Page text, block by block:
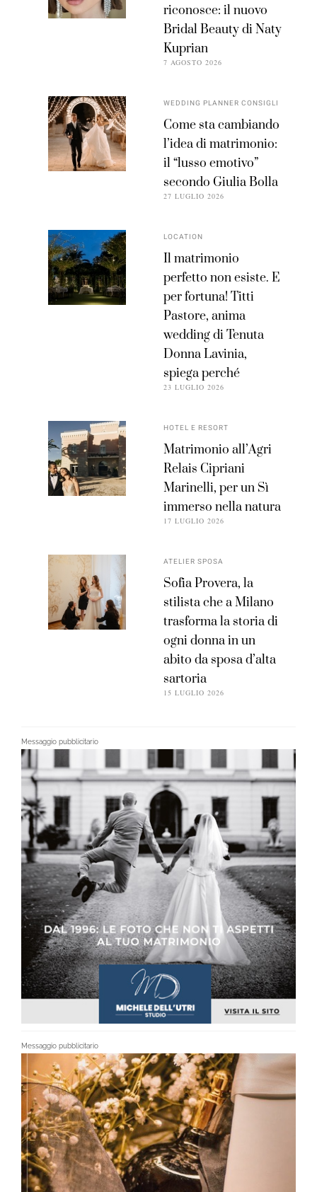
riconosce: il nuovo
Bridal Beauty di Naty
Kuprian
7 AGOSTO 2026
WEDDING PLANNER CONSIGLI
Come sta cambiando
l’idea di matrimonio:
il “lusso emotivo”
secondo Giulia Bolla
27 LUGLIO 2026
LOCATION
Il matrimonio
perfetto non esiste. E
per fortuna! Titti
Pastore, anima
wedding di Tenuta
Donna Lavinia,
spiega perché
23 LUGLIO 2026
HOTEL E RESORT
Matrimonio all’Agri
Relais Cipriani
Marinelli, per un Sì
immerso nella natura
17 LUGLIO 2026
ATELIER SPOSA
Sofia Provera, la
stilista che a Milano
trasforma la storia di
ogni donna in un
abito da sposa d’alta
sartoria
15 LUGLIO 2026
Messaggio pubblicitario
Messaggio pubblicitario